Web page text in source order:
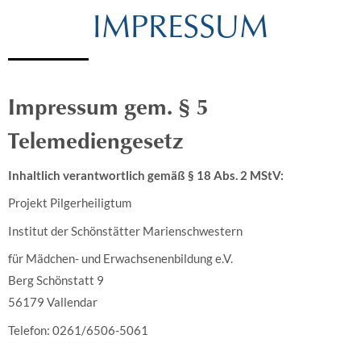
IMPRESSUM
Impressum gem. § 5
Telemediengesetz
Inhaltlich verantwortlich gemäß § 18 Abs. 2 MStV:
Projekt Pilgerheiligtum
Institut der Schönstätter Marienschwestern
für Mädchen- und Erwachsenenbildung e.V.
Berg Schönstatt 9
56179 Vallendar
Telefon: 0261/6506-5061